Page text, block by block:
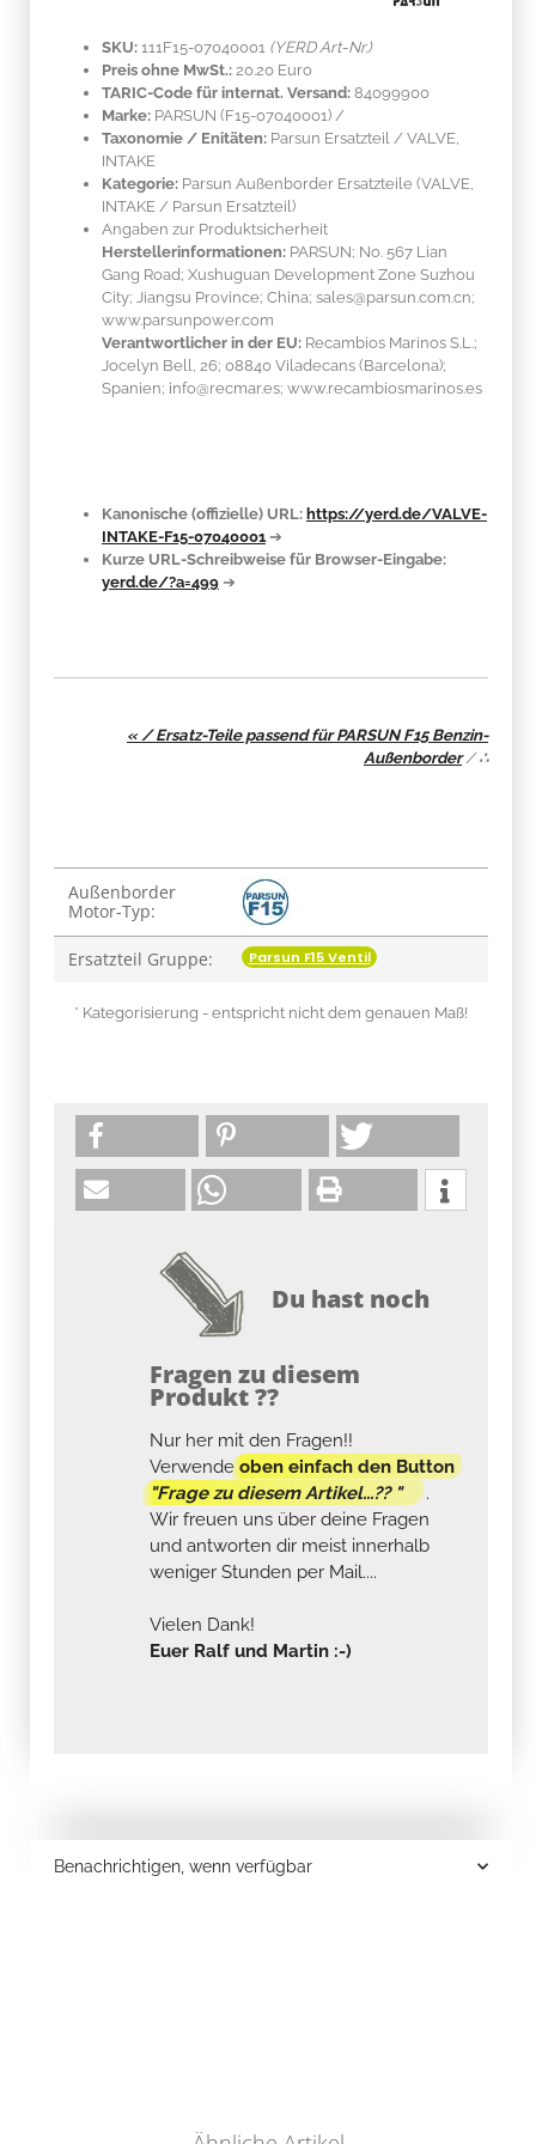
SKU: 111F15-07040001 (YERD Art-Nr.)
Preis ohne MwSt.: 20.20 Euro
TARIC-Code für internat. Versand: 84099900
Marke: PARSUN (F15-07040001) /
Taxonomie / Enitäten: Parsun Ersatzteil / VALVE,
INTAKE
Kategorie: Parsun Außenborder Ersatzteile (VALVE,
INTAKE / Parsun Ersatzteil)
Angaben zur Produktsicherheit
Herstellerinformationen: PARSUN; No. 567 Lian
Gang Road; Xushuguan Development Zone Suzhou
City; Jiangsu Province; China; sales@parsun.com.cn;
www.parsunpower.com
Verantwortlicher in der EU: Recambios Marinos S.L.;
Jocelyn Bell, 26; 08840 Viladecans (Barcelona);
Spanien; info@recmar.es; www.recambiosmarinos.es
Kanonische (offizielle) URL: https://yerd.de/VALVE-
INTAKE-F15-07040001 ➔
Kurze URL-Schreibweise für Browser-Eingabe:
yerd.de/?a=499 ➔
« / Ersatz-Teile passend für PARSUN F15 Benzin-
Außenborder/∴
Produkteigenschaft
Wert
Außenborder
Motor-Typ:
Ersatzteil Gruppe: Parsun F15 Ventil
* Kategorisierung - entspricht nicht dem genauen Maß!
Du hast noch
Fragen zu diesem
Produkt ??
Nur her mit den Fragen!!
Verwendeoben einfach den Button
"Frage zu diesem Artikel...?? "
.
Wir freuen uns über deine Fragen
und antworten dir meist innerhalb
weniger Stunden per Mail....
Vielen Dank!
Euer Ralf und Martin :-)
Benachrichtigen, wenn verfügbar